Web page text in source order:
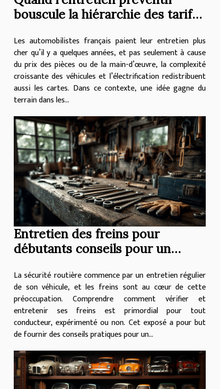
bouscule la hiérarchie des tarifs
Les automobilistes français paient leur entretien plus
cher qu’il y a quelques années, et pas seulement à cause
du prix des pièces ou de la main-d’œuvre, la complexité
croissante des véhicules et l’électrification redistribuent
aussi les cartes. Dans ce contexte, une idée gagne du
terrain dans les...
Entretien des freins pour
débutants conseils pour un
La sécurité routière commence par un entretien régulier
de son véhicule, et les freins sont au cœur de cette
préoccupation. Comprendre comment vérifier et
entretenir ses freins est primordial pour tout
conducteur, expérimenté ou non. Cet exposé a pour but
de fournir des conseils pratiques pour un...